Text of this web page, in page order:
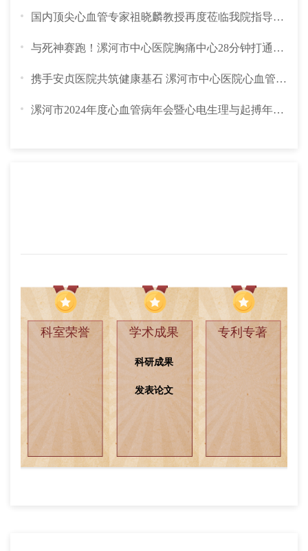
国内顶尖心血管专家祖晓麟教授再度莅临我院指导，助力...
与死神赛跑！漯河市中心医院胸痛中心28分钟打通“寡妇...
携手安贞医院共筑健康基石 漯河市中心医院心血管诊疗...
漯河市2024年度心血管病年会暨心电生理与起搏年会圆满...
科室荣誉 学术成果
科研成果
发表论文
专利专著